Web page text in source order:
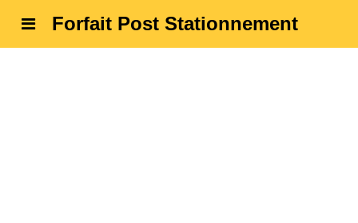
Forfait Post Stationnement